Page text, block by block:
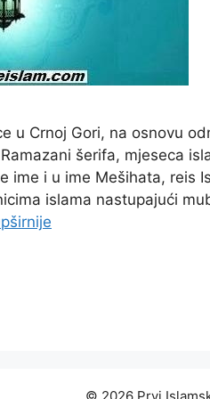
u Crnoj Gori, na osnovu
šerifa, mjeseca
ime i u ime Mešihata, reis
islama nastupajući